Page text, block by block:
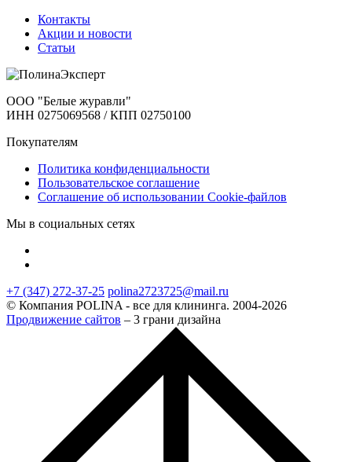
Контакты
Акции и новости
Статьи
ООО "Белые журавли"
ИНН 0275069568 / КПП 02750100
Покупателям
Политика конфиденциальности
Пользовательское соглашение
Соглашение об использовании Cookie-файлов
Мы в социальных сетях
+7 (347) 272-37-25 polina2723725@mail.ru
© Компания POLINA - все для клининга. 2004-2026
Продвижение сайтов – 3 грани дизайна